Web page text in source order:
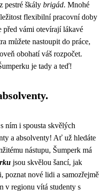
pestré škály brigád. Mnohé
flexibilní pracovní doby
před vámi otevírají lákavé
můžete nastoupit do práce,
obohatí váš rozpočet.
je tady a teď!
ním i spousta skvělých
a absolventy! Ať už hledáte
nástupu, Šumperk má
jsou skvělou šancí, jak
poznat nové lidi a samozřejmě
v regionu vítá studenty s